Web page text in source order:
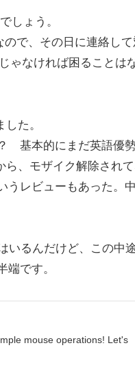
しょう。
で、その日に連絡し
ゃなければ困ることは
た。
基本的にまだ英語優
、モザイク解除され
レビューもあった。
いるんだけど、この中
です。
mouse operations! Let's